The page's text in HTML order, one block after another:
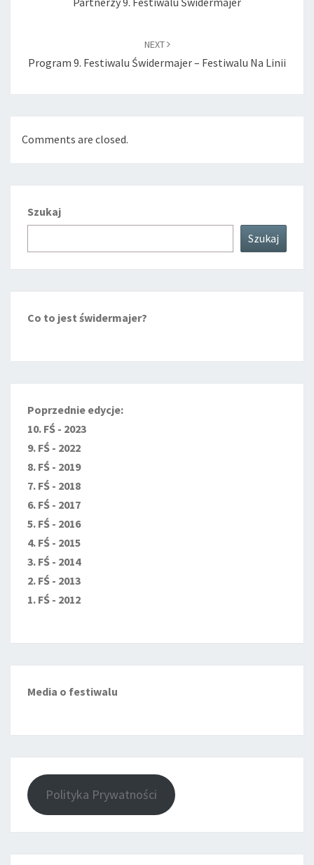
NEXT
Program 9. Festiwalu Świdermajer – Festiwalu Na Linii
Comments are closed.
Szukaj
Szukaj
Co to jest świdermajer?
Poprzednie edycje:
10. FŚ - 2023
9. FŚ - 2022
8. FŚ - 2019
7. FŚ - 2018
6. FŚ - 2017
5. FŚ - 2016
4. FŚ - 2015
3. FŚ - 2014
2. FŚ - 2013
1. FŚ - 2012
Media o festiwalu
Polityka Prywatności